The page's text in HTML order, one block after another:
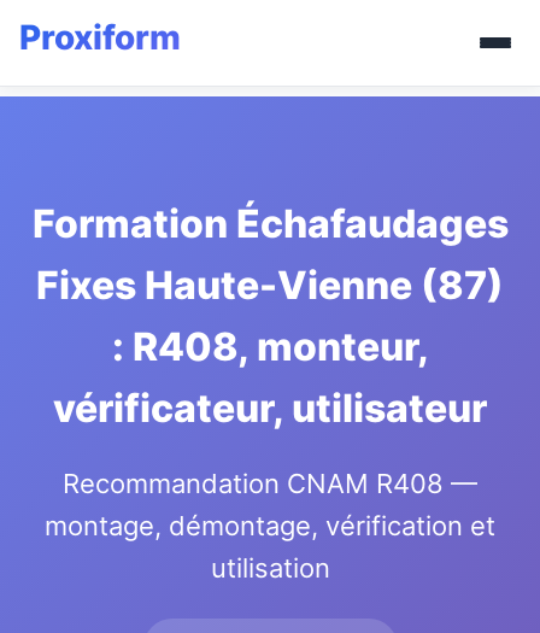
Formation Échafaudages
Fixes Haute-Vienne (87)
: R408, monteur,
vérificateur, utilisateur
Recommandation CNAM R408 —
montage, démontage, vérification et
utilisation